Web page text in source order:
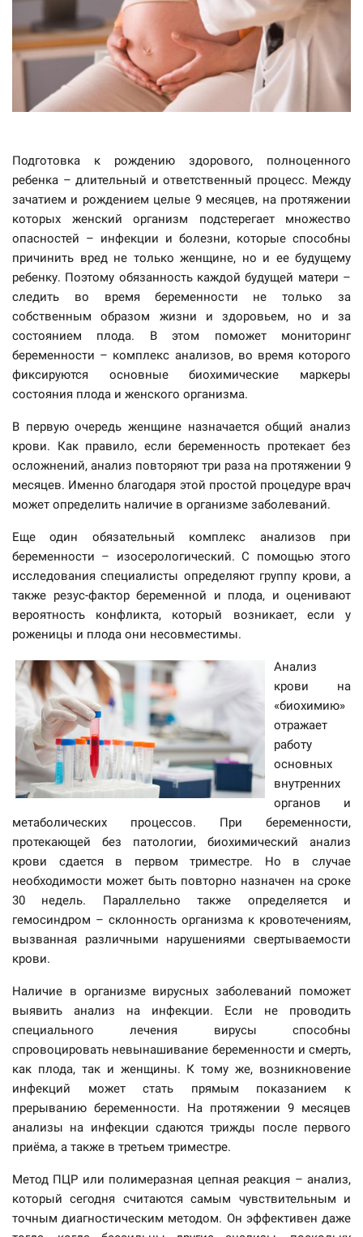
Подготовка к рождению здорового, полноценного
ребенка – длительный и ответственный процесс. Между
зачатием и рождением целые 9 месяцев, на протяжении
которых женский организм подстерегает множество
опасностей – инфекции и болезни, которые способны
причинить вред не только женщине, но и ее будущему
ребенку. Поэтому обязанность каждой будущей матери –
следить во время беременности не только за
собственным образом жизни и здоровьем, но и за
состоянием плода. В этом поможет мониторинг
беременности – комплекс анализов, во время которого
фиксируются основные биохимические маркеры
состояния плода и женского организма.
В первую очередь женщине назначается общий анализ
крови. Как правило, если беременность протекает без
осложнений, анализ повторяют три раза на протяжении 9
месяцев. Именно благодаря этой простой процедуре врач
может определить наличие в организме заболеваний.
Еще один обязательный комплекс анализов при
беременности – изосерологический. С помощью этого
исследования специалисты определяют группу крови, а
также резус-фактор беременной и плода, и оценивают
вероятность конфликта, который возникает, если у
роженицы и плода они несовместимы.
Анализ
крови на
«биохимию»
отражает
работу
основных
внутренних
органов и
метаболических процессов. При беременности,
протекающей без патологии, биохимический анализ
крови сдается в первом триместре. Но в случае
необходимости может быть повторно назначен на сроке
30 недель. Параллельно также определяется и
гемосиндром – склонность организма к кровотечениям,
вызванная различными нарушениями свертываемости
крови.
Наличие в организме вирусных заболеваний поможет
выявить анализ на инфекции. Если не проводить
специального лечения вирусы способны
спровоцировать невынашивание беременности и смерть,
как плода, так и женщины. К тому же, возникновение
инфекций может стать прямым показанием к
прерыванию беременности. На протяжении 9 месяцев
анализы на инфекции сдаются трижды после первого
приёма, а также в третьем триместре.
Метод ПЦР или полимеразная цепная реакция – анализ,
который сегодня считаются самым чувствительным и
точным диагностическим методом. Он эффективен даже